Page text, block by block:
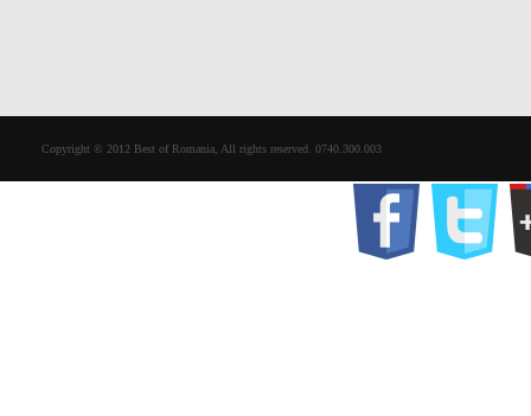
Copyright © 2012 Best of Romania, All rights reserved. 0740.300.003